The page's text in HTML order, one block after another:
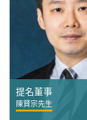
提名董事
陳賢宗先生